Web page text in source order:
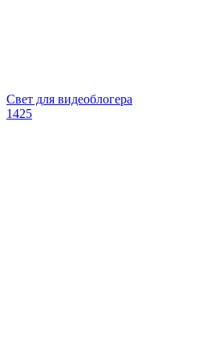
Свет для видеоблогера
1425